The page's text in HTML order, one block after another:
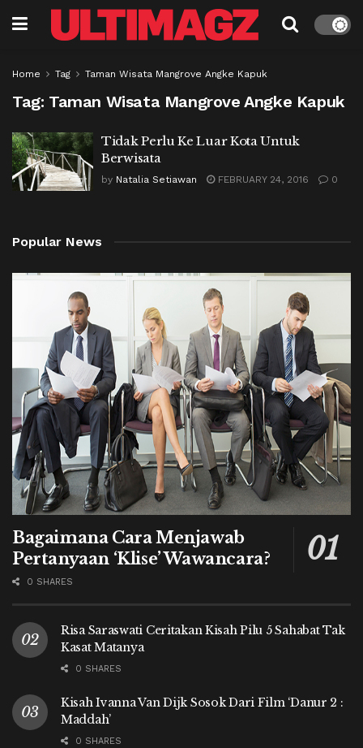
Home Tag Taman Wisata Mangrove Angke Kapuk
Tag: Taman Wisata Mangrove Angke Kapuk
Tidak Perlu Ke Luar Kota Untuk
Berwisata
by Natalia Setiawan FEBRUARY 24, 2016 0
Popular News
Bagaimana Cara Menjawab
Pertanyaan ‘Klise’ Wawancara?
0 SHARES
Risa Saraswati Ceritakan Kisah Pilu 5 Sahabat Tak
Kasat Matanya
0 SHARES
Kisah Ivanna Van Dijk Sosok Dari Film ‘Danur 2 :
Maddah’
0 SHARES